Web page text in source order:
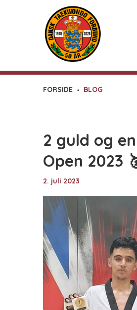
FORSIDE BLOG
2 guld og
Open 2023
2. juli 2023